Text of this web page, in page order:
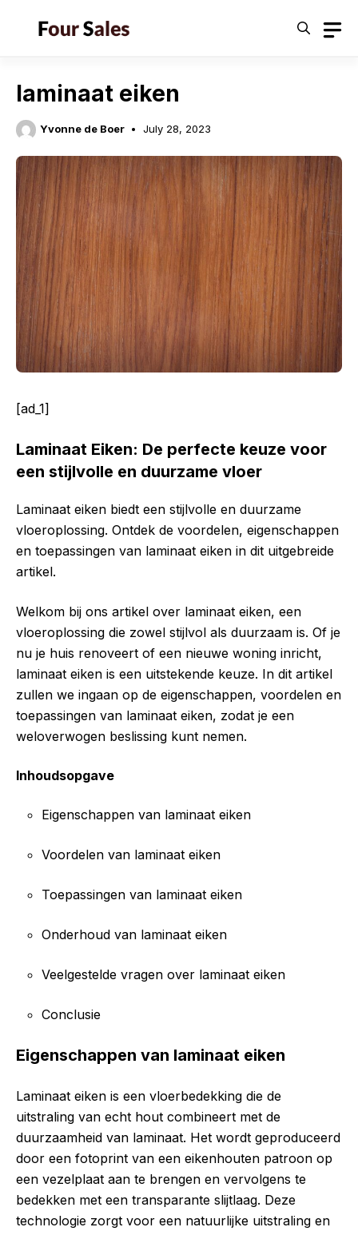
laminaat eiken
Yvonne de Boer July 28, 2023
[ad_1]
Laminaat Eiken: De perfecte keuze voor
een stijlvolle en duurzame vloer
Laminaat eiken biedt een stijlvolle en duurzame
vloeroplossing. Ontdek de voordelen, eigenschappen
en toepassingen van laminaat eiken in dit uitgebreide
artikel.
Welkom bij ons artikel over laminaat eiken, een
vloeroplossing die zowel stijlvol als duurzaam is. Of je
nu je huis renoveert of een nieuwe woning inricht,
laminaat eiken is een uitstekende keuze. In dit artikel
zullen we ingaan op de eigenschappen, voordelen en
toepassingen van laminaat eiken, zodat je een
weloverwogen beslissing kunt nemen.
Inhoudsopgave
Eigenschappen van laminaat eiken
Voordelen van laminaat eiken
Toepassingen van laminaat eiken
Onderhoud van laminaat eiken
Veelgestelde vragen over laminaat eiken
Conclusie
Eigenschappen van laminaat eiken
Laminaat eiken is een vloerbedekking die de
uitstraling van echt hout combineert met de
duurzaamheid van laminaat. Het wordt geproduceerd
door een fotoprint van een eikenhouten patroon op
een vezelplaat aan te brengen en vervolgens te
bedekken met een transparante slijtlaag. Deze
technologie zorgt voor een natuurlijke uitstraling en